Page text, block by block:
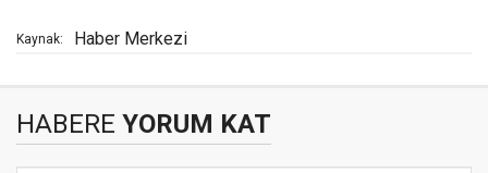
Kaynak: Haber Merkezi
HABERE YORUM KAT